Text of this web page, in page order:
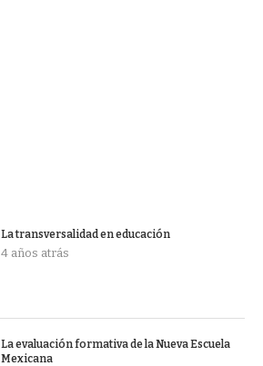
La transversalidad en educación
4 años atrás
La evaluación formativa de la Nueva Escuela
Mexicana